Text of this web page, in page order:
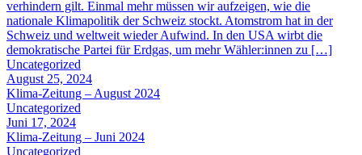
verhindern gilt. Einmal mehr müssen wir aufzeigen, wie die
nationale Klimapolitik der Schweiz stockt. Atomstrom hat in der
Schweiz und weltweit wieder Aufwind. In den USA wirbt die
demokratische Partei für Erdgas, um mehr Wähler:innen zu […]
Uncategorized
August 25, 2024
Klima-Zeitung – August 2024
Uncategorized
Juni 17, 2024
Klima-Zeitung – Juni 2024
Uncategorized